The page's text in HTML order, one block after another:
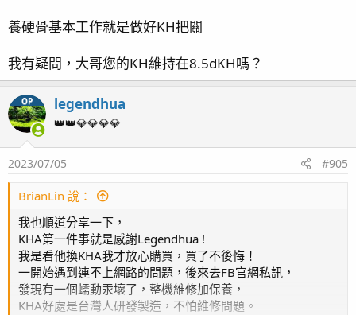
養硬骨基本工作就是做好KH把關
我有疑問，大哥您的KH維持在8.5dKH嗎？
OP legendhua
👑👑💎💎💎💎
2023/07/05 #905
BrianLin 說：
我也順道分享一下，
KHA第一件事就是感謝Legendhua !
我是看他換KHA我才放心購買，買了不後悔！
一開始遇到連不上網路的問題，後來去FB官網私訊，
發現有一個蠕動汞壞了，整機維修加保養，
KHA好處是台灣人研發製造，不怕維修問題。